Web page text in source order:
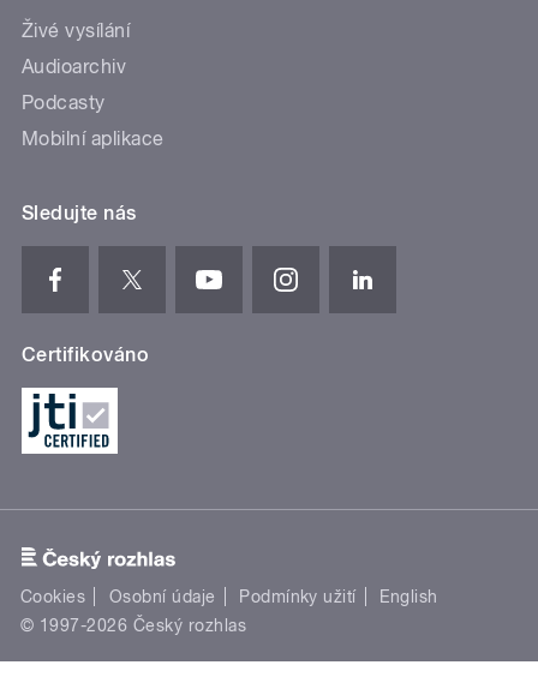
Živé vysílání
Audioarchiv
Podcasty
Mobilní aplikace
Sledujte nás
Certifikováno
Cookies Osobní údaje Podmínky užití
English
© 1997-2026 Český rozhlas